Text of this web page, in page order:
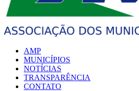
AMP
MUNICÍPIOS
NOTÍCIAS
TRANSPARÊNCIA
CONTATO